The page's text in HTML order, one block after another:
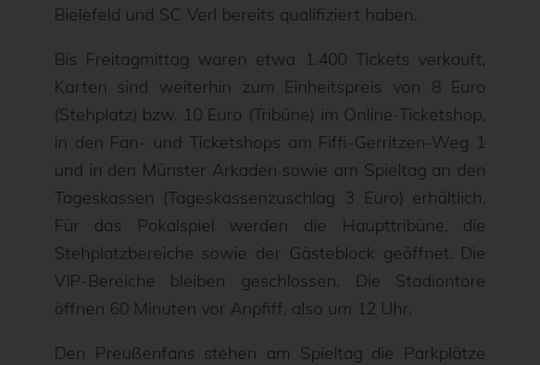
Bielefeld und SC Verl bereits qualifiziert haben.
Bis Freitagmittag waren etwa 1.400 Tickets verkauft,
Karten sind weiterhin zum Einheitspreis von 8 Euro
(Stehplatz) bzw. 10 Euro (Tribüne) im Online-Ticketshop,
in den Fan- und Ticketshops am Fiffi-Gerritzen-Weg 1
und in den Münster Arkaden sowie am Spieltag an den
Tageskassen (Tageskassenzuschlag 3 Euro) erhältlich.
Für das Pokalspiel werden die Haupttribüne, die
Stehplatzbereiche sowie der Gästeblock geöffnet. Die
VIP-Bereiche bleiben geschlossen. Die Stadiontore
öffnen 60 Minuten vor Anpfiff, also um 12 Uhr.
Den Preußenfans stehen am Spieltag die Parkplätze